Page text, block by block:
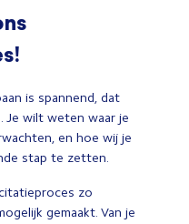
is spannend, dat
Je wilt weten waar je
en hoe wij je
stap te zetten.
zo
gemaakt. Van je